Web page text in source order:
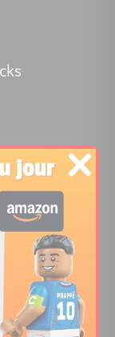
configurations
du groupe
est un
sponsorisé ni